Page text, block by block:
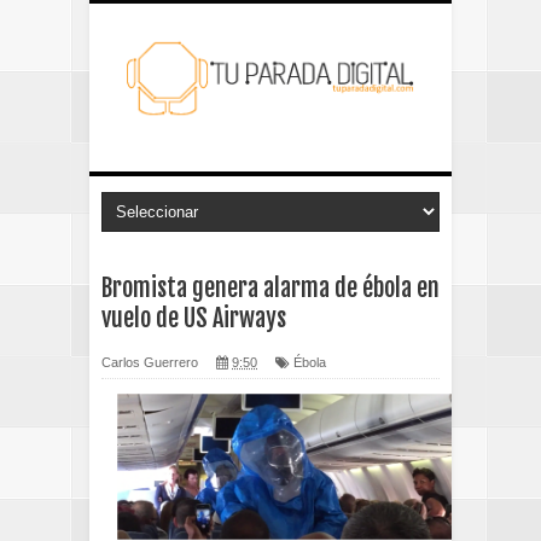
Bromista genera alarma de ébola en
vuelo de US Airways
Carlos Guerrero 9:50 Ébola